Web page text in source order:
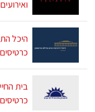
ואירועים